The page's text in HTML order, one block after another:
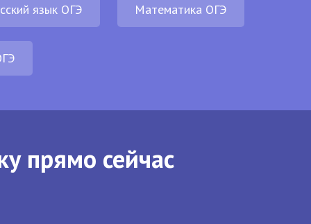
язык ОГЭ Математика ОГЭ
прямо сейчас